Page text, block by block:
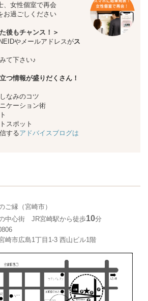
、女性個室で再会
お過ごしください
後もチャンス！＞
やメールアドレスがス
て下さい♪
つ情報が盛りだくさん！
なみのコツ
ケーション術
スポット
するアドバイスブログは
ご縁（宮崎市）
中心街 JR宮崎駅から徒歩10分
崎市広島1丁目1-3 西山ビル1階